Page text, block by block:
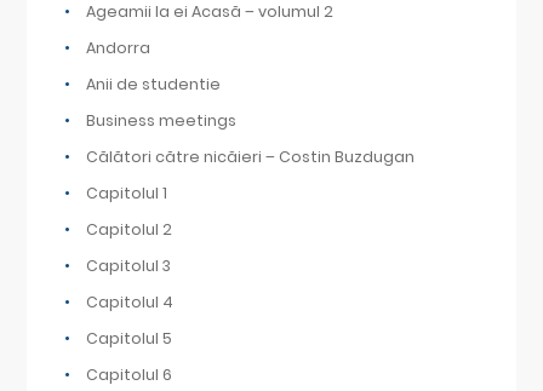
Ageamii la ei Acasă – volumul 2
Andorra
Anii de studentie
Business meetings
Călători către nicăieri – Costin Buzdugan
Capitolul 1
Capitolul 2
Capitolul 3
Capitolul 4
Capitolul 5
Capitolul 6